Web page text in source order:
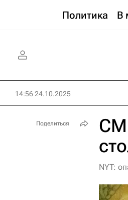
Политика В
14:56 24.10.2025
NYT:
Поделиться